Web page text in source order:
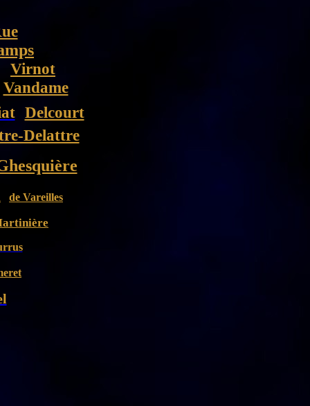
Virnot
Vandame
Delcourt
Delattre
de Vareilles